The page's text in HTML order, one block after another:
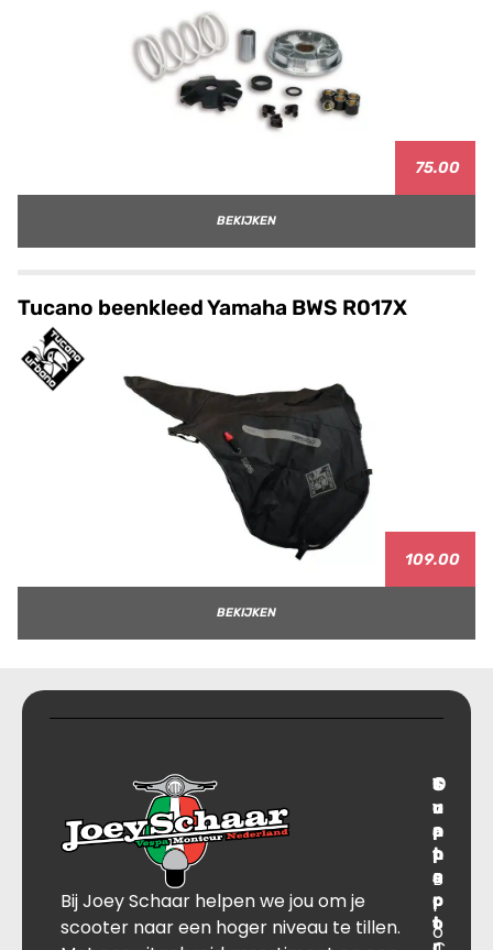
75.00
BEKIJKEN
Tucano beenkleed Yamaha BWS R017X
109.00
BEKIJKEN
Bij Joey Schaar helpen we jou om je
scooter naar een hoger niveau te tillen.
T
r
a
n
s
p
o
O
v
e
r
B
l
o
S
u
p
p
o
r
t
C
o
n
t
a
c
t